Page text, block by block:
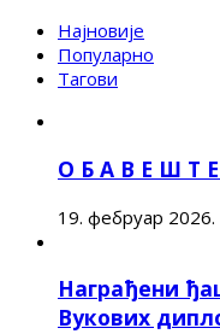
Најновије
Популарно
Тагови
О Б А В Е Ш Т
19. фебруар 2026.
Награђени
Вукових